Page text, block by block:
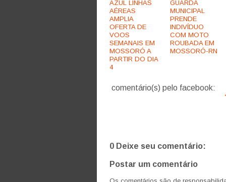
AZUL LINHAS
AÉREAS
AMPLIA
OFERTA DE
VOOS
SEMANAIS EM
MOSSORÓ A
PARTIR DO DIA
4
GUARDA
MUNICIPAL
PRENDE
INDIVÍDUO
COM MOTO
ROUBADA EM
MOSSORÓ-RN
comentário(s) pelo facebook:
0 Deixe seu comentário:
Postar um comentário